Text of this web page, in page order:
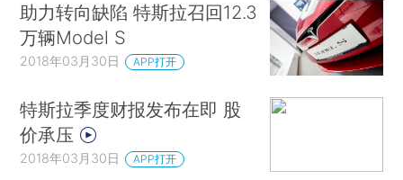
助力转向缺陷 特斯拉召回12.3
万辆Model S
2018年03月30日 APP打开
特斯拉季度财报发布在即 股
价承压
2018年03月30日 APP打开